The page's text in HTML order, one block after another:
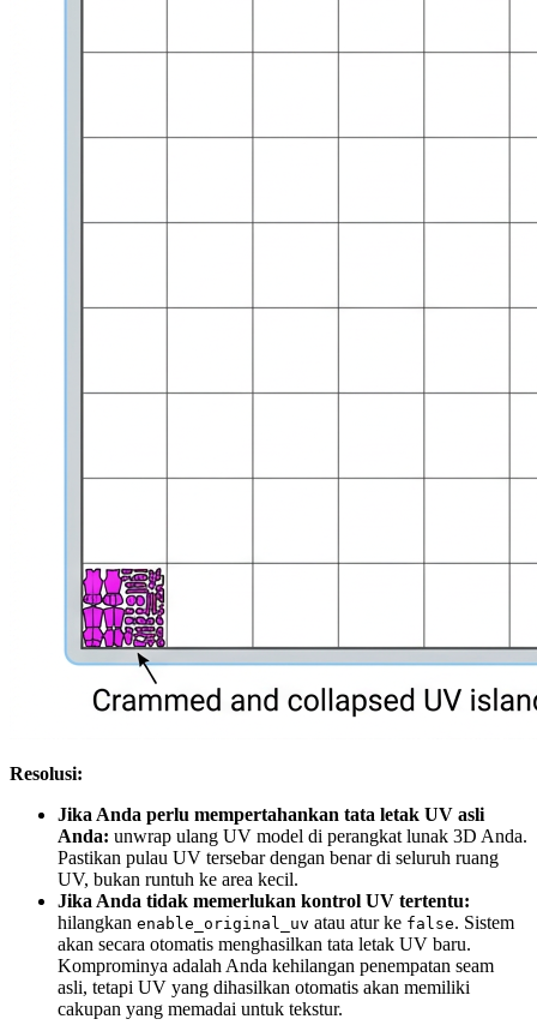
Resolusi:
Jika Anda perlu mempertahankan tata letak UV asli
Anda: unwrap ulang UV model di perangkat lunak 3D Anda.
Pastikan pulau UV tersebar dengan benar di seluruh ruang
UV, bukan runtuh ke area kecil.
Jika Anda tidak memerlukan kontrol UV tertentu:
hilangkan enable_original_uv atau atur ke false. Sistem
akan secara otomatis menghasilkan tata letak UV baru.
Komprominya adalah Anda kehilangan penempatan seam
asli, tetapi UV yang dihasilkan otomatis akan memiliki
cakupan yang memadai untuk tekstur.